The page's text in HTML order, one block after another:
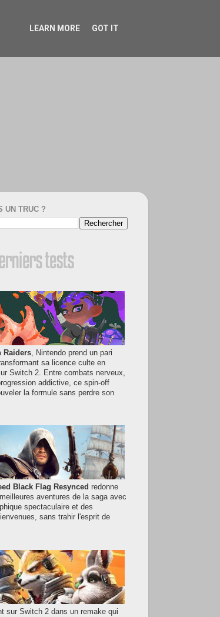
UN TRUC ?
Raiders, Nintendo prend un pari
sa licence culte en
Switch 2. Entre combats nerveux,
addictive, ce spin-off
la formule sans perdre son
Black Flag Resynced redonne
aventures de la saga avec
spectaculaire et des
sans trahir l'esprit de
sur Switch 2 dans un remake qui
LEARN MORE GOT IT